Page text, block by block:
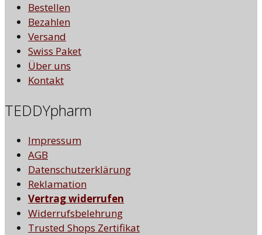
Bestellen
Bezahlen
Versand
Swiss Paket
Über uns
Kontakt
TEDDYpharm
Impressum
AGB
Datenschutzerklärung
Reklamation
Vertrag widerrufen
Widerrufsbelehrung
Trusted Shops Zertifikat